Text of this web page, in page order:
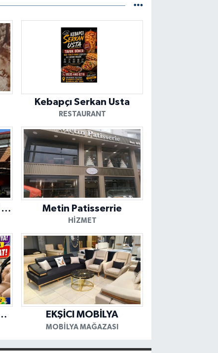
Kebapçı Serkan Usta
RESTAURANT
HASAN USTA Oto Tamir & Bakım Servisi Metin Patisserrie
HIZMET
YIKAMA FABRİKASI EKŞİCI MOBİLYA
MOBILYA MAĞAZASI